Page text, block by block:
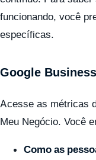
funcionando, você
específicas.
Google
Acesse as métricas
Meu Negócio. Você
Como as